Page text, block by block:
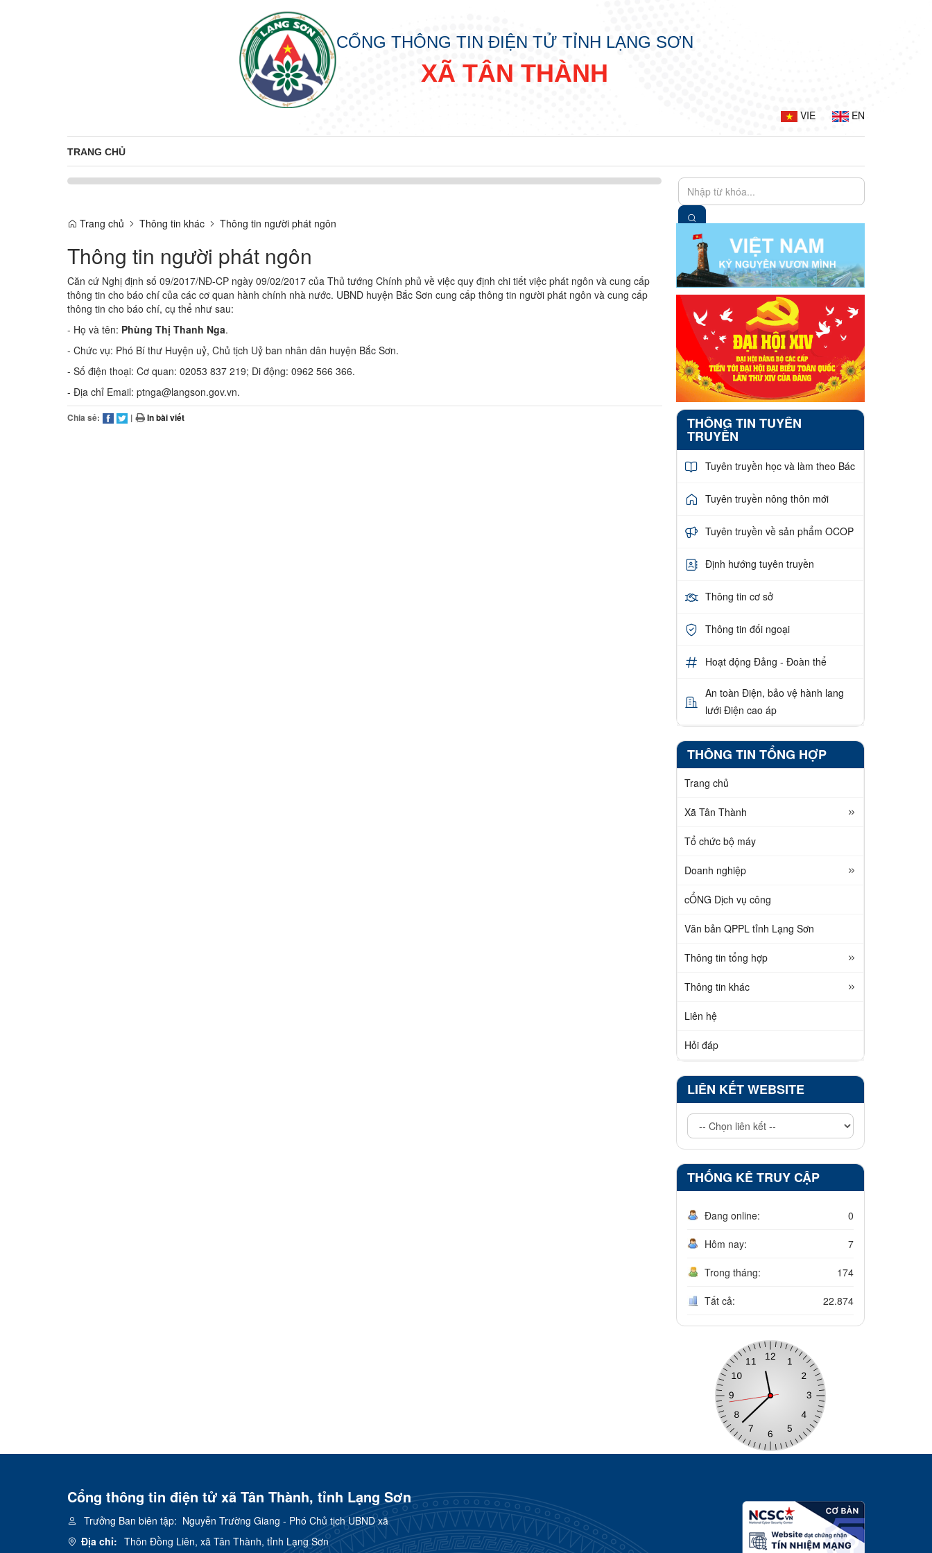
CỔNG THÔNG TIN ĐIỆN TỬ TỈNH LẠNG SƠN
XÃ TÂN THÀNH
VIE EN
TRANG CHỦ
Trang chủ Thông tin khác Thông tin người phát ngôn
Thông tin người phát ngôn
Căn cứ Nghị định số 09/2017/NĐ-CP ngày 09/02/2017 của Thủ tướng Chính phủ về việc quy định chi tiết việc phát ngôn và cung cấp
thông tin cho báo chí của các cơ quan hành chính nhà nước. UBND huyện Bắc Sơn cung cấp thông tin người phát ngôn và cung cấp
thông tin cho báo chí, cụ thể như sau:
- Họ và tên: Phùng Thị Thanh Nga.
- Chức vụ: Phó Bí thư Huyện uỷ, Chủ tịch Uỷ ban nhân dân huyện Bắc Sơn.
- Số điện thoại: Cơ quan: 02053 837 219; Di động: 0962 566 366.
- Địa chỉ Email: ptnga@langson.gov.vn.
Chia sẻ: | In bài viết THÔNG TIN TUYÊN
TRUYỀN
Tuyên truyền học và làm theo Bác
Tuyên truyền nông thôn mới
Tuyên truyền về sản phẩm OCOP
Định hướng tuyên truyền
Thông tin cơ sở
Thông tin đối ngoại
Hoạt động Đảng - Đoàn thể
An toàn Điện, bảo vệ hành lang
lưới Điện cao áp
THÔNG TIN TỔNG HỢP
Trang chủ
Xã Tân Thành
Tổ chức bộ máy
Doanh nghiệp
cỔNG Dịch vụ công
Văn bản QPPL tỉnh Lạng Sơn
Thông tin tổng hợp
Thông tin khác
Liên hệ
Hỏi đáp
LIÊN KẾT WEBSITE
THỐNG KÊ TRUY CẬP
Đang online: 0
Hôm nay: 7
Trong tháng: 174
Tất cả: 22.874
Cổng thông tin điện tử xã Tân Thành, tỉnh Lạng Sơn
Trưởng Ban biên tập: Nguyễn Trường Giang - Phó Chủ tịch UBND xã
Địa chỉ: Thôn Đồng Liên, xã Tân Thành, tỉnh Lạng Sơn